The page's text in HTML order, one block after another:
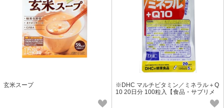
玄米スープ
※DHC マルチビタミン／ミネラル＋Q
10 20日分 100粒入【食品・サプリメ